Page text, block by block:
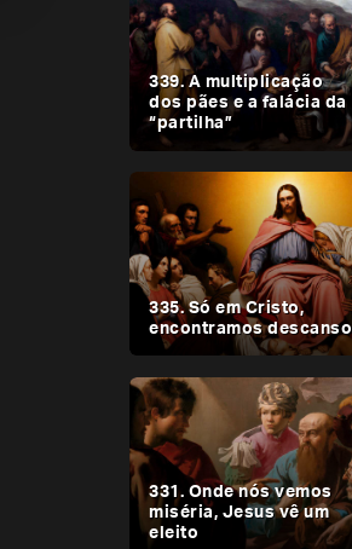
339. A multiplicação
dos pães e a falácia da
“partilha”
335. Só em Cristo,
encontramos descanso
331. Onde nós vemos
miséria, Jesus vê um
eleito